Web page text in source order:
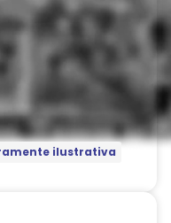
ilustrativa